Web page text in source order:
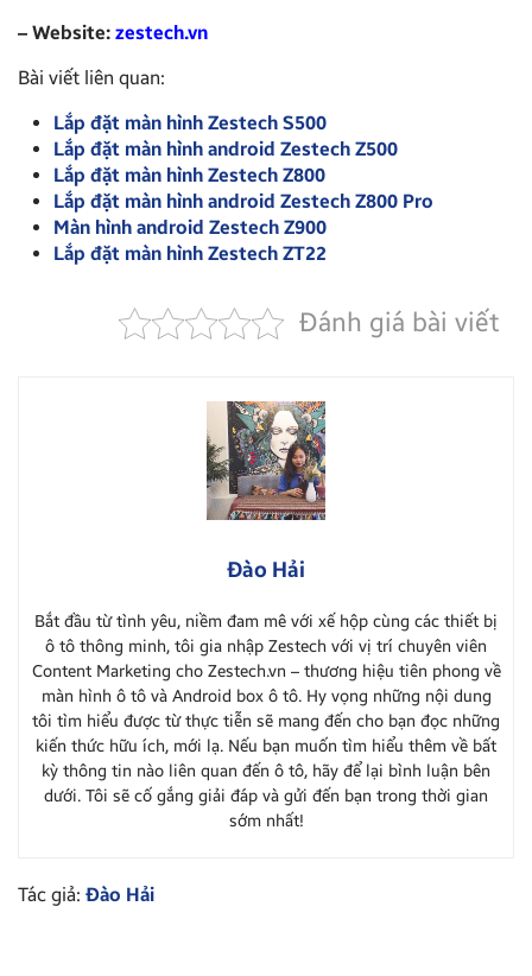
– Website: zestech.vn
Bài viết liên quan:
Lắp đặt màn hình Zestech S500
Lắp đặt màn hình android Zestech Z500
Lắp đặt màn hình Zestech Z800
Lắp đặt màn hình android Zestech Z800 Pro
Màn hình android Zestech Z900
Lắp đặt màn hình Zestech ZT22
Đánh giá bài viết
Đào Hải
Bắt đầu từ tình yêu, niềm đam mê với xế hộp cùng các thiết bị
ô tô thông minh, tôi gia nhập Zestech với vị trí chuyên viên
Content Marketing cho Zestech.vn – thương hiệu tiên phong về
màn hình ô tô và Android box ô tô. Hy vọng những nội dung
tôi tìm hiểu được từ thực tiễn sẽ mang đến cho bạn đọc những
kiến thức hữu ích, mới lạ. Nếu bạn muốn tìm hiểu thêm về bất
kỳ thông tin nào liên quan đến ô tô, hãy để lại bình luận bên
dưới. Tôi sẽ cố gắng giải đáp và gửi đến bạn trong thời gian
sớm nhất!
Tác giả: Đào Hải